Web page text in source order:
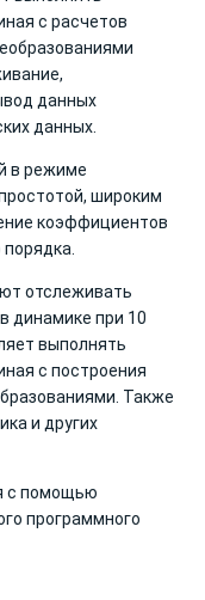
с расчетов
данных
данных.
в режиме
широким
коэффициентов
отслеживать
динамике при 10
выполнять
с построения
Также
и других
с помощью
программного